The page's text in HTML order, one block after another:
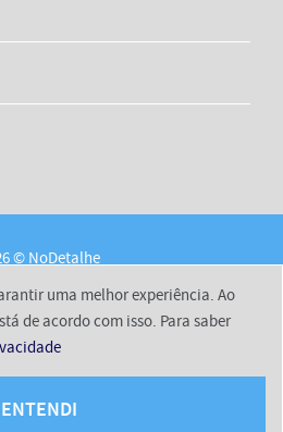
© NoDetalhe
Políticas de Privacidade
de Uso
uma melhor experiência. Ao
de acordo com isso. Para saber
ENTENDI